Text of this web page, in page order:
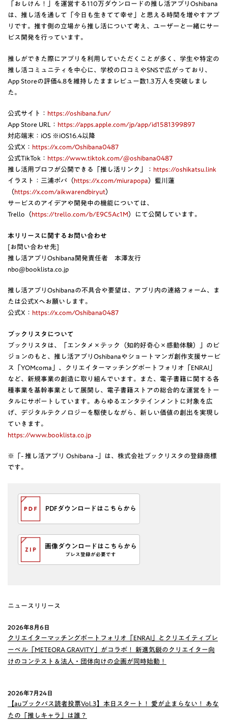
「おしけん！」を運営する110万ダウンロードの推し活アプリOshibana
は、推し活を通して「今日も生きてて幸せ」と思える時間を増やすアプ
リです。推す側の立場から推し活について考え、ユーザーと一緒にサー
ビス開発を行っています。
推しができた際にアプリを利用していただくことが多く、学生や特定の
推し活コミュニティを中心に、学校の口コミやSNSで広がっており、
App Storeの評価4.8を維持したままレビュー数1.3万人を突破しまし
た。
公式サイト： https://oshibana.fun/
App Store URL： https://apps.apple.com/jp/app/id1581399897
対応端末：iOS ※iOS16.4以降
公式X： https://x.com/Oshibana0487
公式TikTok： https://www.tiktok.com/@oshibana0487
推し活用プロフが公開できる「推し活リンク」： https://oshikatsu.link
イラスト：三浦ポパ（ https://x.com/miurapopa ）藍川蓮
（ https://x.com/aikwarendbiryut）
サービスのアイデアや開発中の機能については、
Trello（ https://trello.com/b/E9C5Ac1M ）にて公開しています。
本リリースに関するお問い合わせ
[お問い合わせ先]
推し活アプリOshibana開発責任者 本澤友行
nbo@booklista.co.jp
推し活アプリOshibanaの不具合や要望は、アプリ内の連絡フォーム、ま
たは公式Xへお願いします。
公式X： https://x.com/Oshibana0487
ブックリスタについて
ブックリスタは、「エンタメ×テック（知的好奇心×感動体験）」のビ
ジョンのもと、推し活アプリOshibanaやショートマンガ創作支援サービ
ス「YOMcoma」、クリエイターマッチングポートフォリオ「ENRAI」
など、新規事業の創造に取り組んでいます。また、電子書籍に関する各
種事業を基幹事業として展開し、電子書籍ストアの総合的な運営をトー
タルにサポートしています。あらゆるエンタテインメントに対象を広
げ、デジタルテクノロジーを駆使しながら、新しい価値の創出を実現し
ていきます。
https://www.booklista.co.jp
※「- 推し活アプリ Oshibana -」は、株式会社ブックリスタの登録商標
です。
PDFダウンロードはこちらから
画像ダウンロードはこちらから
プレス登録が必要です
ニュースリリース
2026年8月6日
クリエイターマッチングポートフォリオ「ENRAI」とクリエイティブレ
ーベル「METEORA GRAVITY」がコラボ！ 新進気鋭のクリエイター向
けのコンテスト＆法人・団体向けの企画が同時始動！
2026年7月24日
【auブックパス読者投票Vol.3】本日スタート！ 愛が止まらない！ あな
たの「推しキャラ」は誰？